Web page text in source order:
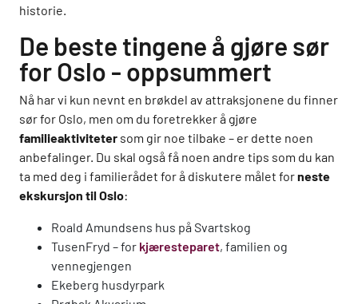
historie.
De beste tingene å gjøre sør
for Oslo - oppsummert
Nå har vi kun nevnt en brøkdel av attraksjonene du finner
sør for Oslo, men om du foretrekker å gjøre
familieaktiviteter som gir noe tilbake – er dette noen
anbefalinger. Du skal også få noen andre tips som du kan
ta med deg i familierådet for å diskutere målet forneste
ekskursjon til Oslo:
Roald Amundsens hus på Svartskog
TusenFryd – for kjæresteparet, familien og
vennegjengen
Ekeberg husdyrpark